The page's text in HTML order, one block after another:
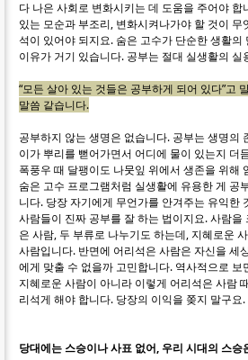
다 나은 사회로 변화시키는 데 도움을 주어야 합
있는 모순과 부조리, 변화시켜나가야 할 것이
석이 있어야 되지요. 숨은 고수가 단순한 생활의
이유가 거기 있습니다. 공부는 절대 실생활의 실
“모든 살아 있는 것들은 공부하게 되어 있다”고
말씀 같습니다.
공부하지 않는 생명은 없습니다. 공부는 생명의
이가 뿌리를 뻗어가면서 어디에 물이 있는지 더
폭풍우 때 달팽이도 나뭇잎 위에서 생존을 위해
숨은 고수 프로그램처럼 실생활에 유용한 게 공
니다. 당장 자기에게 무언가를 안겨주는 유익한
사람들이 진짜 공부를 잘 하는 법이지요. 사람을
은 사람, 두 부류로 나누기도 하는데, 지혜로운
사람입니다. 반면에 어리석은 사람은 자신을 세
에게 맞출 수 없을까 고민합니다. 역사적으로 보
지혜로운 사람이 아니라 이렇게 어리석은 사람
리석게 해야 합니다. 당장의 이익을 쫒지 말구요.
당대에는 스승이나 사표 없어, 우리 시대의 스승